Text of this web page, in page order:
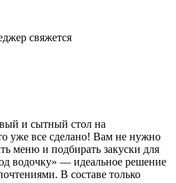
свяжется
и сытный стол на
уже все сделано! Вам не нужно
меню и подбирать закуски для
водочку» — идеальное решение
В составе только